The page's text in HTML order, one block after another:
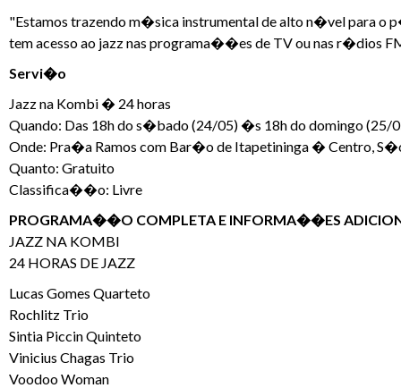
"Estamos trazendo m�sica instrumental de alto n�vel para o
tem acesso ao jazz nas programa��es de TV ou nas r�dios
Servi�o
Jazz na Kombi � 24 horas
Quando: Das 18h do s�bado (24/05) �s 18h do domingo (25/
Onde: Pra�a Ramos com Bar�o de Itapetininga � Centro,
Quanto: Gratuito
Classifica��o: Livre
PROGRAMA��O COMPLETA E INFORMA��ES
JAZZ NA KOMBI
24 HORAS DE JAZZ
Lucas Gomes Quarteto
Rochlitz Trio
Sintia Piccin Quinteto
Vinicius Chagas Trio
Voodoo Woman